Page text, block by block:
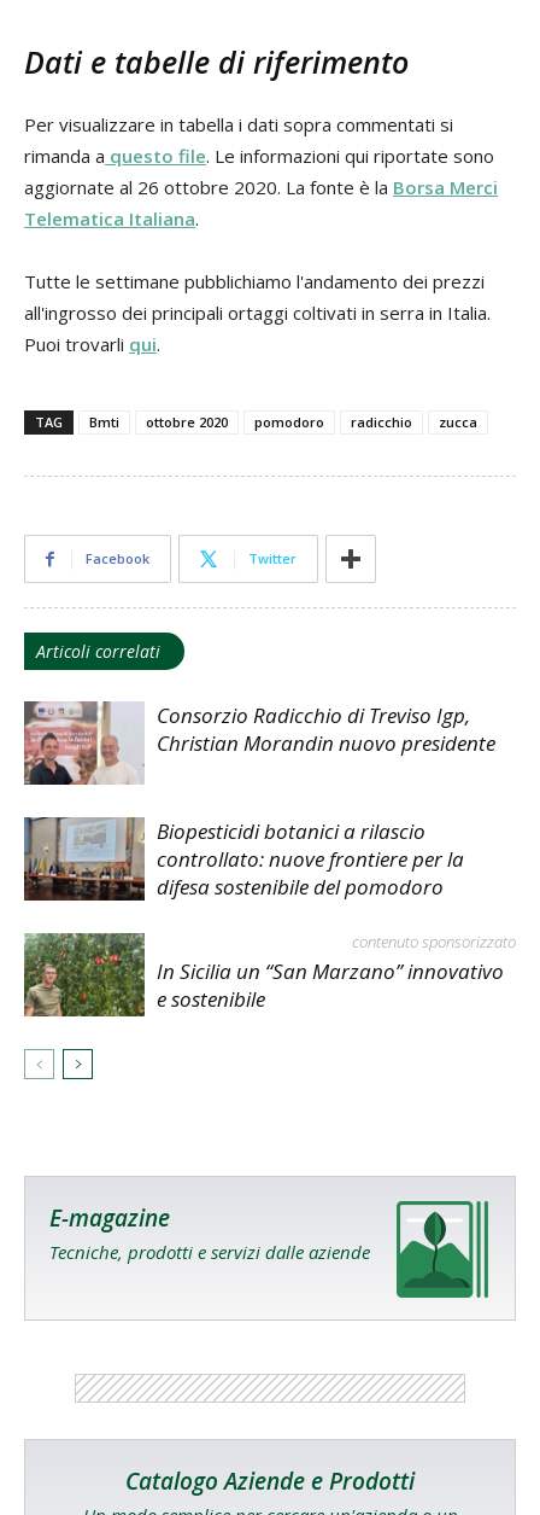
Dati e tabelle di riferimento
Per visualizzare in tabella i dati sopra commentati si
rimanda a questo file. Le informazioni qui riportate sono
aggiornate al 26 ottobre 2020. La fonte è la Borsa Merci
Telematica Italiana.
Tutte le settimane pubblichiamo l'andamento dei prezzi
all'ingrosso dei principali ortaggi coltivati in serra in Italia.
Puoi trovarli qui.
TAG Bmti ottobre 2020 pomodoro radicchio zucca
Facebook Twitter
Articoli correlati
Consorzio Radicchio di Treviso Igp,
Christian Morandin nuovo presidente
Biopesticidi botanici a rilascio
controllato: nuove frontiere per la
difesa sostenibile del pomodoro
contenuto sponsorizzato
In Sicilia un “San Marzano” innovativo
e sostenibile
E-magazine
Tecniche, prodotti e servizi dalle aziende
Catalogo Aziende e Prodotti